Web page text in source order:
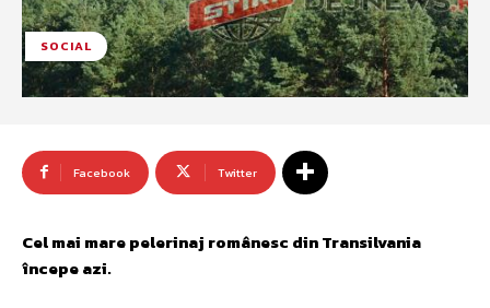
SOCIAL
Facebook Twitter
Cel mai mare pelerinaj românesc din Transilvania
începe azi.